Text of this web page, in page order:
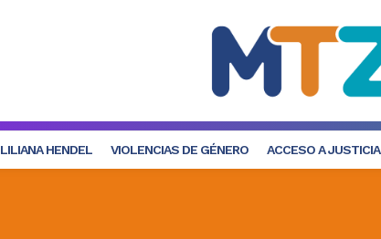
LILIANA HENDEL VIOLENCIAS DE GÉNERO ACCESO A JUSTICIA